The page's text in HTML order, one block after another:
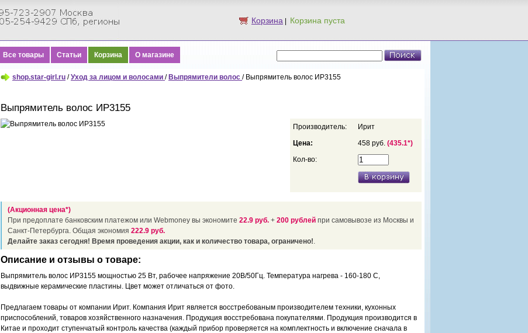
Корзина
Все товары Статьи Корзина О магазине
shop.star-girl.ru /Уход за лицом и волосами / Выпрямители волос / Выпрямитель волос ИР3155
Выпрямитель волос ИР3155
Производитель:
Ирит
Цена:
458 руб. (435.1*)
Кол-во:
(Акционная цена*)
При предоплате банковским платежом или Webmoney вы экономите 22.9 руб. + 200 рублей при самовывозе из Москвы и
Санкт-Петербурга. Общая экономия 222.9 руб.
Делайте заказ сегодня! Время проведения акции, как и количество товара, ограничено!.
Описание и отзывы о товаре:
Выпрямитель волос ИР3155 мощностью 25 Вт, рабочее напряжение 20В/50Гц. Температура нагрева - 160-180 С,
выдвижные керамические пластины. Цвет может отличаться от фото.
Предлагаем товары от компании Ирит. Компания Ирит является восстребованым производителем техники, кухонных
приспособлений, товаров хозяйственного назначения. Продукция восстребована покупателями. Продукция производится в
Китае и проходит ступенчатый контроль качества (каждый прибор проверяется на комплектность и включение сначала в